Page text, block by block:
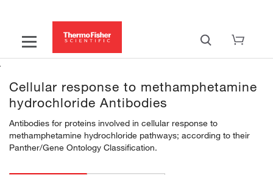
Cellular response to methamphetamine
hydrochloride Antibodies
Antibodies for proteins involved in cellular response to
methamphetamine hydrochloride pathways; according to their
Panther/Gene Ontology Classification.